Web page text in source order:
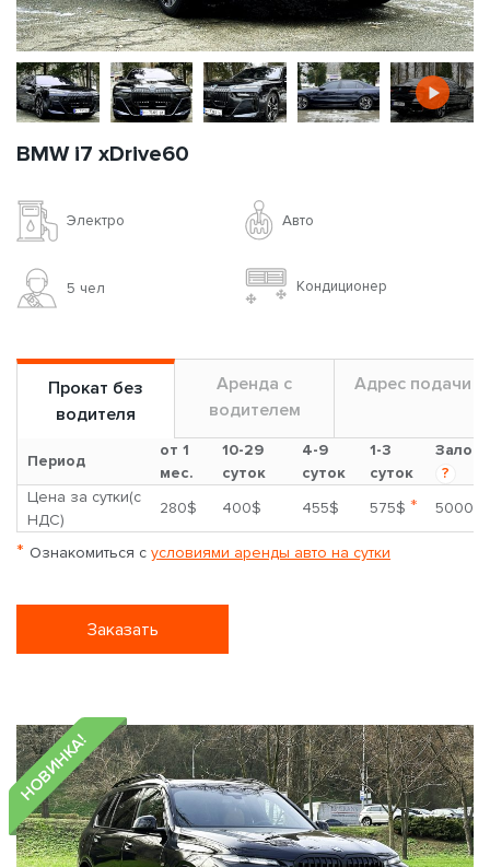
BMW i7 xDrive60
Электро Авто
5 чел Кондиционер
Прокат без
водителя
Аренда с
водителем
Адрес подачи
Период
от 1
мес.
10-29
суток
4-9
суток
1-3
суток
Залог
?
Цена за сутки(с
НДС)
280$ 400$ 455$ 575$ * 5000$
* Ознакомиться с условиями аренды авто на сутки
Заказать
НОВИНКА!